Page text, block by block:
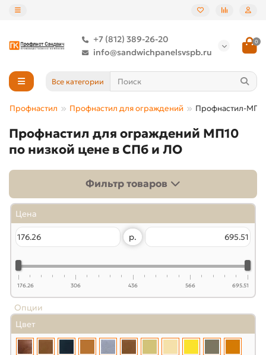
+7 (812) 389-26-20
info@sandwichpanelsvspb.ru
0
Все категории
Профнастил Профнастил для ограждений Профнастил-
Профнастил для ограждений МП10
по низкой цене в СПб и ЛО
Фильтр товаров
Цена
р.
176.26 306 436 566 695.51
Опции
Цвет